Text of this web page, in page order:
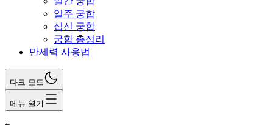
일주 궁합
십신 궁합
궁합 총정리
만세력 사용법
다크 모드
메뉴 열기